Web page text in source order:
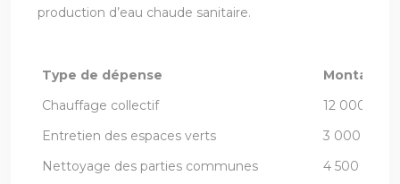
production d’eau chaude sanitaire.
Type de dépense
Montant
Chauffage collectif
12 000 €
Entretien des espaces verts
3 000 €
Nettoyage des parties communes
4 500 €